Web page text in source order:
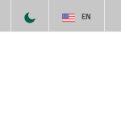
EN